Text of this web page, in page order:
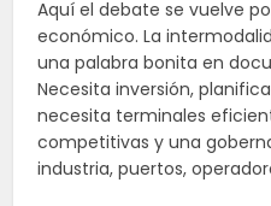
Aquí el debate se vuelve
económico. La
una palabra bonita en
Necesita inversión,
necesita terminales
competitivas y una
industria, puertos,